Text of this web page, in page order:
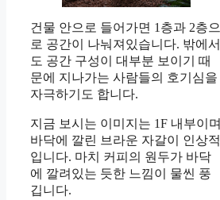
건물 안으로 들어가면 1층과 2층으
로 공간이 나눠져있습니다. 밖에서
도 공간 구성이 대부분 보이기 때
문에 지나가는 사람들의 호기심을
자극하기도 합니다.
지금 보시는 이미지는 1F 내부이며
바닥에 깔린 브라운 자갈이 인상적
입니다. 마치 커피의 원두가 바닥
에 깔려있는 듯한 느낌이 물씬 풍
깁니다.